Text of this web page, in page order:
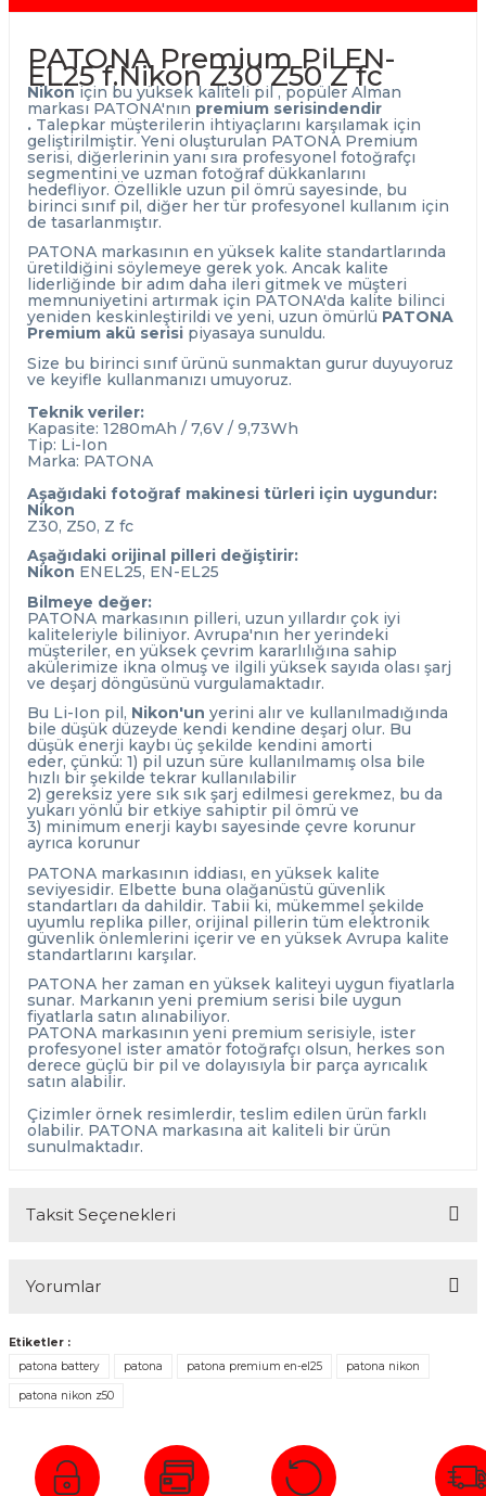
yanınızdayız.
PATONA Premium Pil EN-
EL25 f.Nikon Z30 Z50 Z fc
Nikoniçin bu yüksek kaliteli pil , popüler Alman
markası PATONA'nın premium serisindendir
. Talepkar müşterilerin ihtiyaçlarını karşılamak için
geliştirilmiştir. Yeni oluşturulan PATONA Premium
serisi, diğerlerinin yanı sıra profesyonel fotoğrafçı
segmentini ve uzman fotoğraf dükkanlarını
hedefliyor. Özellikle uzun pil ömrü sayesinde, bu
birinci sınıf pil, diğer her tür profesyonel kullanım için
de tasarlanmıştır.
PATONA markasının en yüksek kalite standartlarında
üretildiğini söylemeye gerek yok. Ancak kalite
liderliğinde bir adım daha ileri gitmek ve müşteri
memnuniyetini artırmak için PATONA'da kalite bilinci
yeniden keskinleştirildi ve yeni, uzun ömürlü PATONA
Premium akü serisi piyasaya sunuldu.
Size bu birinci sınıf ürünü sunmaktan gurur duyuyoruz
ve keyifle kullanmanızı umuyoruz.
Teknik veriler:
Kapasite: 1280mAh / 7,6V / 9,73Wh
Tip: Li-Ion
Marka: PATONA
Aşağıdaki fotoğraf makinesi türleri için uygundur:
Nikon
Z30, Z50, Z fc
Aşağıdaki orijinal pilleri değiştirir:
Nikon ENEL25, EN-EL25
Bilmeye değer:
PATONA markasının pilleri, uzun yıllardır çok iyi
kaliteleriyle biliniyor. Avrupa'nın her yerindeki
müşteriler, en yüksek çevrim kararlılığına sahip
akülerimize ikna olmuş ve ilgili yüksek sayıda olası şarj
ve deşarj döngüsünü vurgulamaktadır.
Bu Li-Ion pil, Nikon'un yerini alır ve kullanılmadığında
bile düşük düzeyde kendi kendine deşarj olur. Bu
düşük enerji kaybı üç şekilde kendini amorti
eder, çünkü: 1) pil uzun süre kullanılmamış olsa bile
hızlı bir şekilde tekrar kullanılabilir
2) gereksiz yere sık sık şarj edilmesi gerekmez, bu da
yukarı yönlü bir etkiye sahiptir pil ömrü ve
3) minimum enerji kaybı sayesinde çevre korunur
ayrıca korunur
PATONA markasının iddiası, en yüksek kalite
seviyesidir. Elbette buna olağanüstü güvenlik
standartları da dahildir. Tabii ki, mükemmel şekilde
uyumlu replika piller, orijinal pillerin tüm elektronik
güvenlik önlemlerini içerir ve en yüksek Avrupa kalite
standartlarını karşılar.
PATONA her zaman en yüksek kaliteyi uygun fiyatlarla
sunar. Markanın yeni premium serisi bile uygun
fiyatlarla satın alınabiliyor.
PATONA markasının yeni premium serisiyle, ister
profesyonel ister amatör fotoğrafçı olsun, herkes son
derece güçlü bir pil ve dolayısıyla bir parça ayrıcalık
satın alabilir.
Çizimler örnek resimlerdir, teslim edilen ürün farklı
olabilir. PATONA markasına ait kaliteli bir ürün
sunulmaktadır.
Taksit Seçenekleri
Yorumlar
Bu ürüne ilk yorumu siz yapın!
Etiketler :
patona battery
patona patona premium en-el25 patona nikon
patona nikon z50